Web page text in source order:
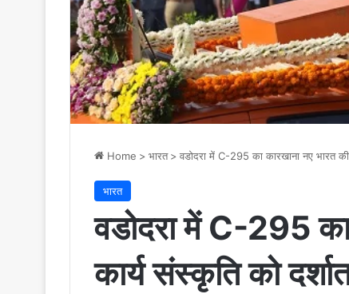
Home > भारत > वडोदरा में C-295 का कारखाना नए भारत
भारत
वडोदरा में C-295
कार्य संस्कृति को